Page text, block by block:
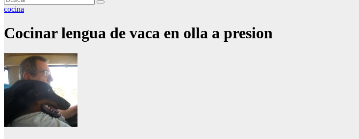
cocina
Cocinar lengua de vaca en olla a presion